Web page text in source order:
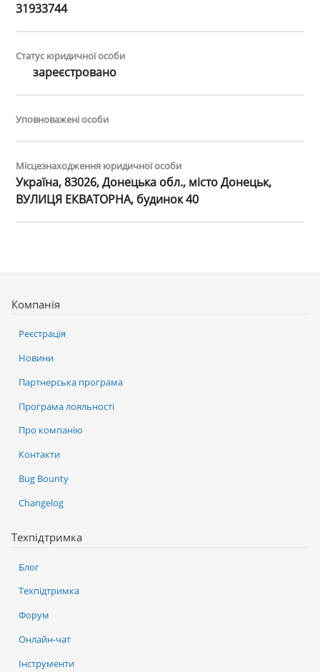
31933744
Статус юридичної особи
зареєстровано
Уповноважені особи
Місцезнаходження юридичної особи
Україна, 83026, Донецька обл., місто Донецьк,
ВУЛИЦЯ ЕКВАТОРНА, будинок 40
Компанія
Реєстрація
Новини
Партнерська програма
Програма лояльності
Про компанію
Контакти
Bug Bounty
Changelog
Техпідтримка
Блог
Техпідтримка
Форум
Онлайн-чат
Інструменти